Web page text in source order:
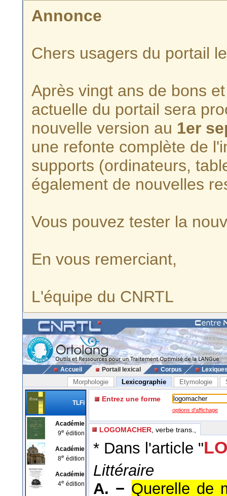
Annonce
Chers usagers du portail
Après vingt ans de bons
actuelle du portail sera
nouvelle version au 1er
une refonte complète de
supports (ordinateurs,
également de nouvelles
Vous pouvez tester la
En vous remerciant,
L'équipe du CNRTL
Accueil Portail lexical Corpus
Morphologie Lexicographie Etymologie
TLFi
Académie
9e édition
Académie
8e édition
Académie
4e édition
Entrez une forme
options d'affichage
LOGOMACHER , verbe trans.,
* Dans l'article "
Littéraire
A. − Querelle de